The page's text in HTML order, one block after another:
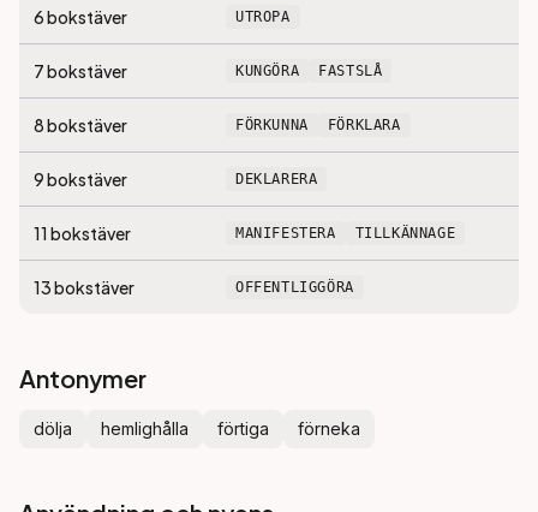
6bokstäver UTROPA
7bokstäver KUNGÖRA FASTSLÅ
8bokstäver FÖRKUNNA FÖRKLARA
9bokstäver DEKLARERA
11 bokstäver MANIFESTERA TILLKÄNNAGE
13bokstäver OFFENTLIGGÖRA
Antonymer
dölja hemlighålla förtiga förneka